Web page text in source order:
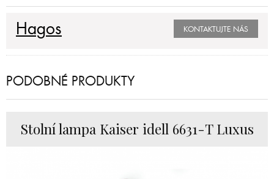
Hagos KONTAKTUJTE NÁS
PODOBNÉ PRODUKTY
Stolní lampa Kaiser idell 6631-T Luxus